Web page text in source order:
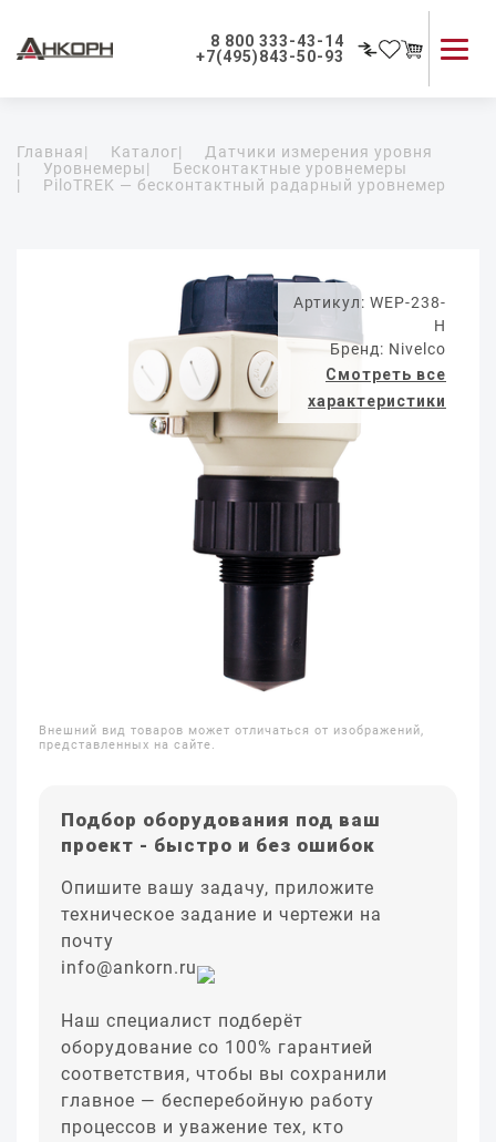
8 800 333-43-14
+7(495)843-50-93
Применение приборов
Как мы работаем
Главная| Каталог|
Датчики измерения уровня
|
Уровнемеры|
Бесконтактные уровнемеры
|
PiloTREK — бесконтактный радарный уровнемер
Артикул: WEP-238-
H
Бренд: Nivelco
Смотреть все
характеристики
Внешний вид товаров может отличаться от изображений,
представленных на сайте.
Подбор оборудования под ваш
проект - быстро и без ошибок
Опишите вашу задачу, приложите
техническое задание и чертежи на
почту
info@ankorn.ru
Наш специалист подберёт
оборудование со 100% гарантией
соответствия, чтобы вы сохранили
главное — бесперебойную работу
процессов и уважение тех, кто